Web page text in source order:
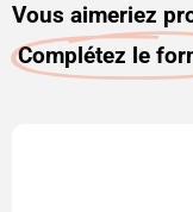
Vous aimeriez
Complétez le